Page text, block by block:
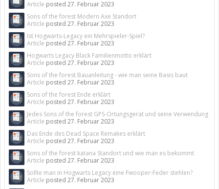
Article posted 27. Februar 2023
Sons of the forest Modern Axe Standort
Article posted 27. Februar 2023
Ist Hogwarts-Legacy ein Mehrspieler-Spiel?
Article posted 27. Februar 2023
Hogwarts Legacy Black Familienmotto erklärt
Article posted 27. Februar 2023
Sons of the forest Bauanleitung - wie man seine Basis baut
Article posted 27. Februar 2023
Sons of the forest Ende erklärt
Article posted 27. Februar 2023
Jedes Sons of the forest GPS-Ortungsgerät und seine Verwendung
Article posted 27. Februar 2023
Das Ende des Dead Space Remakes erklärt
Article posted 27. Februar 2023
Sons of the forest katana Standort und wie man es bekommt
Article posted 27. Februar 2023
Sollte man in Hogwarts Legacy eine Fwooper-Feder stehlen?
Article posted 27. Februar 2023